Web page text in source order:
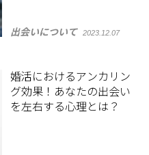
出会いについて 2023.12.07
婚活におけるアンカリン
グ効果！あなたの出会い
を左右する心理とは？